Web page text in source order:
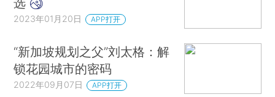
2023年01月20日 APP打开
“新加坡规划之父”刘太格：解
锁花园城市的密码
2022年09月07日 APP打开